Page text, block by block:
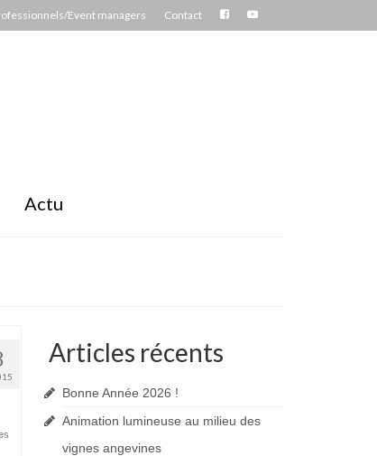
Event managers Contact
Actu
Articles récents
Bonne Année 2026 !
Animation lumineuse au milieu des
vignes angevines